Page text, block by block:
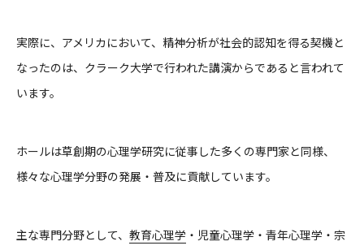
実際に、アメリカにおいて、精神分析が社会的認知を得る契機と
なったのは、クラーク大学で行われた講演からであると言われて
います。
ホールは草創期の心理学研究に従事した多くの専門家と同様、
様々な心理学分野の発展・普及に貢献しています。
主な専門分野として、 教育心理学 ・児童心理学・青年心理学・宗